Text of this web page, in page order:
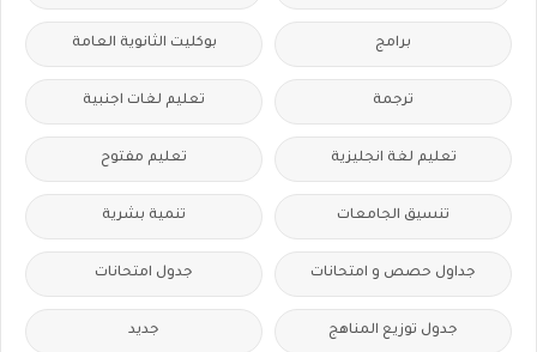
برامج بوكليت الثانوية العامة
ترجمة تعليم لغات اجنبية
تعليم لغة انجليزية تعليم مفتوح
تنسيق الجامعات تنمية بشرية
جداول حصص و امتحانات جدول امتحانات
جدول توزيع المناهج جديد